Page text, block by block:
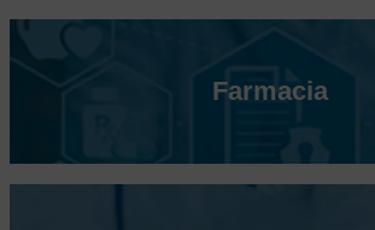
Farmacia